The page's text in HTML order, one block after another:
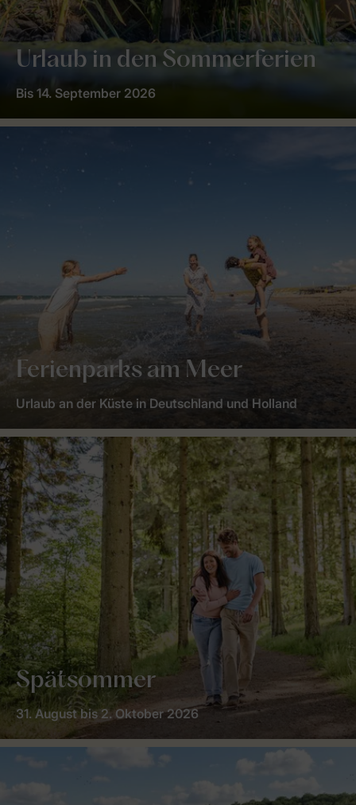
Urlaub in den Sommerferien
Bis 14. September 2026
Ferienparks am Meer
Urlaub an der Küste in Deutschland und Holland
Spätsommer
31. August bis 2. Oktober 2026